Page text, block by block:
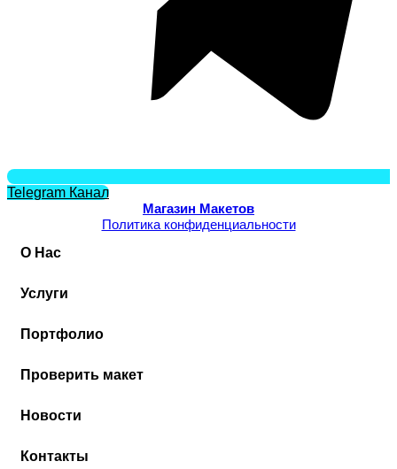
Telegram Канал
Магазин Макетов
Политика конфиденциальности
О Нас
Услуги
Портфолио
Проверить макет
Новости
Контакты